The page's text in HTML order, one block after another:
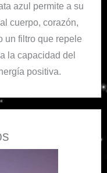
azul permite a su
cuerpo, corazón,
un filtro que repele
la capacidad del
positiva.